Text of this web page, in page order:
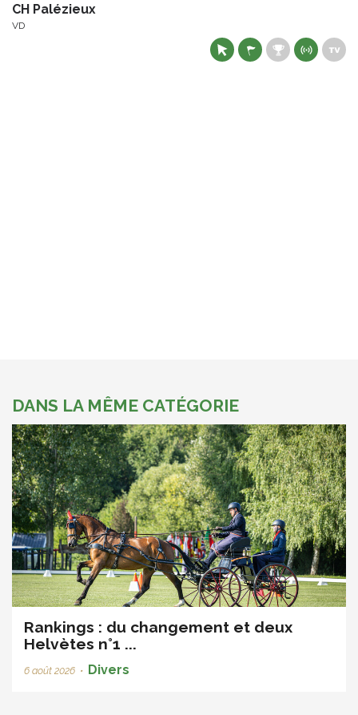
CH Palézieux
VD
DANS LA MÊME CATÉGORIE
Rankings : du changement et deux
Helvètes n°1 ...
6 août 2026 • Divers